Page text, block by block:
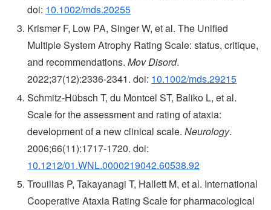
doi: 10.1002/mds.20255
Krismer F, Low PA, Singer W, et al. The Unified
Multiple System Atrophy Rating Scale: status, critique,
and recommendations.Mov Disord.
2022;37(12):2336-2341. doi: 10.1002/mds.29215
Schmitz-Hübsch T, du Montcel ST, Baliko L, et al.
Scale for the assessment and rating of ataxia:
development of a new clinical scale.Neurology.
2006;66(11):1717-1720. doi:
10.1212/01.WNL.0000219042.60538.92
Trouillas P, Takayanagi T, Hallett M, et al. International
Cooperative Ataxia Rating Scale for pharmacological